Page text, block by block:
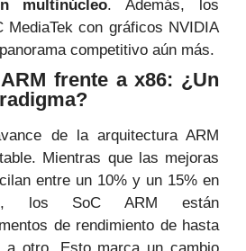
multinúcleo. Además, los
MediaTek con gráficos NVIDIA
competitivo aún más.
frente a x86: ¿Un
de la arquitectura ARM
Mientras que las mejoras
entre un 10% y un 15% en
los SoC ARM están
de rendimiento de hasta